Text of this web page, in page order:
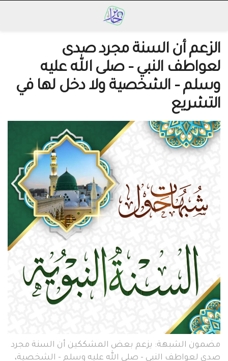
الزعم أن السنة مجرد صدى
لعواطف النبي – صلى الله عليه
وسلم – الشخصية ولا دخل لها في
التشريع
مضمون الشبهة: يزعم بعض المشككين أن السنة مجرد
صدى لعواطف النبي - صلى الله عليه وسلم - الشخصية،